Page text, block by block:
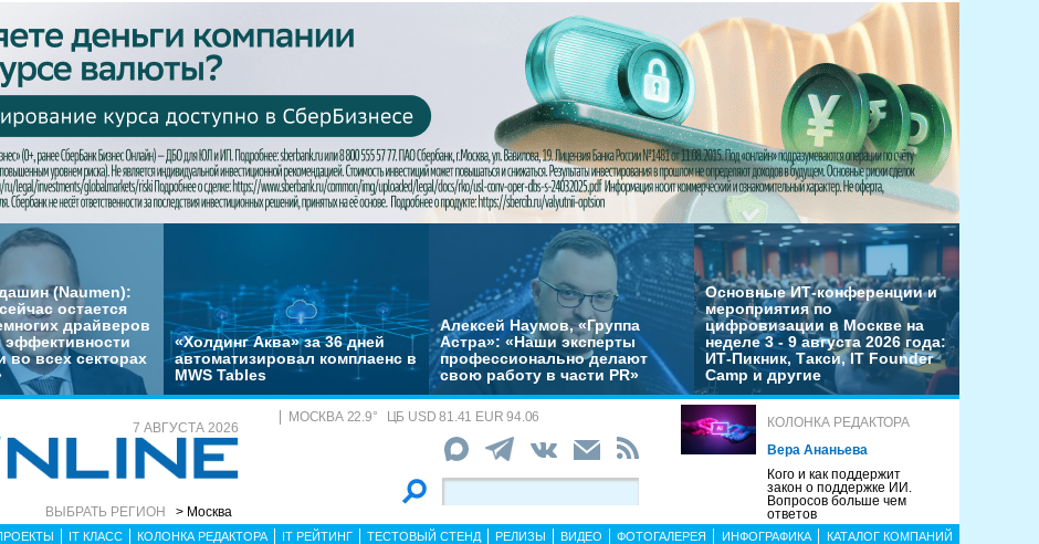
(Naumen):
остается
драйверов
во всех секторах
«Холдинг Аква» за 36 дней
автоматизировал комплаенс в
MWS Tables
Алексей Наумов, «Группа
Астра»: «Наши эксперты
профессионально делают
свою работу в части PR»
Основные ИТ-конференции и
мероприятия по
цифровизации в Москве на
неделе 3 - 9 августа 2026 года:
ИТ-Пикник, Такси, IT Founder
Camp и другие
7 АВГУСТА 2026
ВЫБРАТЬ РЕГИОН > Москва
МОСКВА 22.9° ЦБ USD 81.41 EUR 94.06
КОЛОНКА РЕДАКТОРА
Вера Ананьева
Кого и как поддержит
закон о поддержке ИИ.
Вопросов больше чем
ответов
IT КЛАСС КОЛОНКА РЕДАКТОРА IT РЕЙТИНГ ТЕСТОВЫЙ СТЕНД РЕЛИЗЫ ВИДЕО ФОТОГАЛЕРЕЯ ИНФОГРАФИКА КАТАЛОГ КОМПАНИЙ